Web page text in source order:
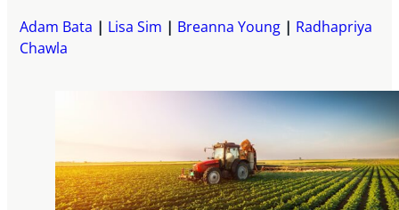
Adam Bata Lisa Sim Breanna Young
Radhapriya
Chawla